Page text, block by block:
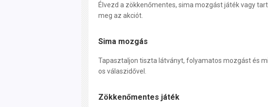
Élvezd a zökkenőmentes, sima mozgást játék vagy
meg az akciót.
Sima mozgás
Tapasztaljon tiszta látványt, folyamatos mozgást és
os válaszidővel.
Zökkenőmentes játék